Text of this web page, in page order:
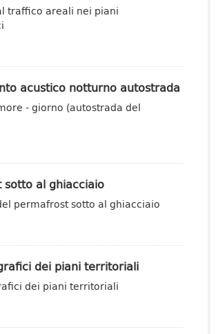
traffico areali nei piani
acustico notturno autostrada
- giorno (autostrada del
sotto al ghiacciaio
permafrost sotto al ghiacciaio
dei piani territoriali
dei piani territoriali